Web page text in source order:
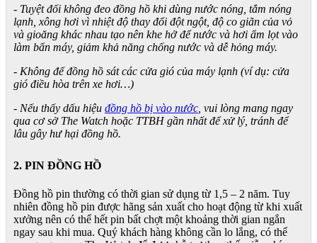
- Tuyệt đối không đeo đồng hồ khi dùng nước nóng, tắm nóng
lạnh, xông hơi vì nhiệt độ thay đổi đột ngột, độ co giãn của vỏ
và gioăng khác nhau tạo nên khe hở để nước và hơi ẩm lọt vào
làm bẩn máy, giảm khả năng chống nước và dễ hỏng máy.
- Không để đồng hồ sát các cửa gió của máy lạnh (ví dụ: cửa
gió điều hòa trên xe hơi…)
- Nếu thấy dấu hiệu đồng hồ bị vào nước , vui lòng mang ngay
qua cơ sở The Watch hoặc TTBH gần nhất để xử lý, tránh để
lâu gây hư hại đồng hồ.
2. PIN ĐỒNG HỒ
Đồng hồ pin thường có thời gian sử dụng từ 1,5 – 2 năm. Tuy
nhiên đồng hồ pin được hãng sản xuất cho hoạt động từ khi xuất
xưởng nên có thể hết pin bất chợt một khoảng thời gian ngắn
ngay sau khi mua. Quý khách hàng không cần lo lắng, có thể